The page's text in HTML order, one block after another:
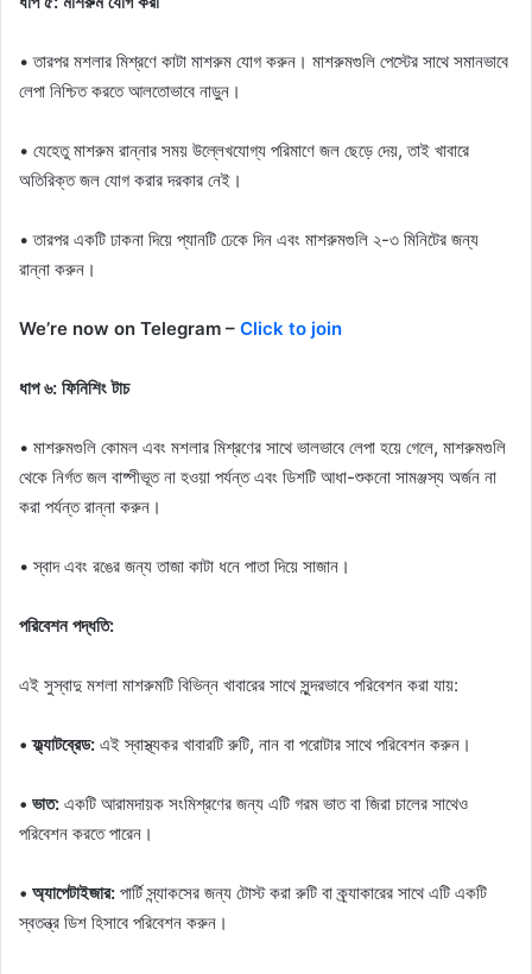
• তারপর মশলার মিশ্রণে কাটা মাশরুম যোগ করুন। মাশরুমগুলি পেস্টের সাথে সমানভাবে
লেপা নিশ্চিত করতে আলতোভাবে নাড়ুন।
• যেহেতু মাশরুম রান্নার সময় উল্লেখযোগ্য পরিমাণে জল ছেড়ে দেয়, তাই খাবারে
অতিরিক্ত জল যোগ করার দরকার নেই।
• তারপর একটি ঢাকনা দিয়ে প্যানটি ঢেকে দিন এবং মাশরুমগুলি ২-৩ মিনিটের জন্য
রান্না করুন।
We’re now on Telegram – Click to join
ধাপ ৬: ফিনিশিং টাচ
• মাশরুমগুলি কোমল এবং মশলার মিশ্রণের সাথে ভালভাবে লেপা হয়ে গেলে, মাশরুমগুলি
থেকে নির্গত জল বাষ্পীভূত না হওয়া পর্যন্ত এবং ডিশটি আধা-শুকনো সামঞ্জস্য অর্জন না
করা পর্যন্ত রান্না করুন।
• স্বাদ এবং রঙের জন্য তাজা কাটা ধনে পাতা দিয়ে সাজান।
পরিবেশন পদ্ধতি:
এই সুস্বাদু মশলা মাশরুমটি বিভিন্ন খাবারের সাথে সুন্দরভাবে পরিবেশন করা যায়:
• ফ্ল্যাটব্রেড: এই স্বাস্থ্যকর খাবারটি রুটি, নান বা পরোটার সাথে পরিবেশন করুন।
• ভাত: একটি আরামদায়ক সংমিশ্রণের জন্য এটি গরম ভাত বা জিরা চালের সাথেও
পরিবেশন করতে পারেন।
• অ্যাপেটাইজার: পার্টি স্ন্যাকসের জন্য টোস্ট করা রুটি বা ক্র্যাকারের সাথে এটি একটি
স্বতন্ত্র ডিশ হিসাবে পরিবেশন করুন।